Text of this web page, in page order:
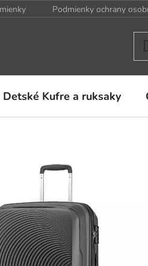
Podmienky ochrany
Detské Kufre a ruksaky